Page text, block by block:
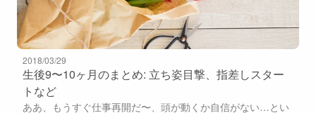
2018/03/29
生後9〜10ヶ月のまとめ: 立ち姿目撃、指差しスター
トなど
ああ、もうすぐ仕事再開だ〜、頭が動くか自信がない…とい